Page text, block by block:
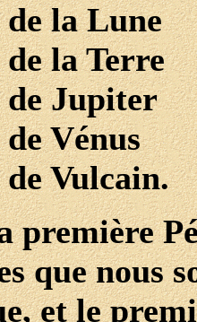
la Lune
la Terre
de Jupiter
Vénus
Vulcain.
première
que nous
et le